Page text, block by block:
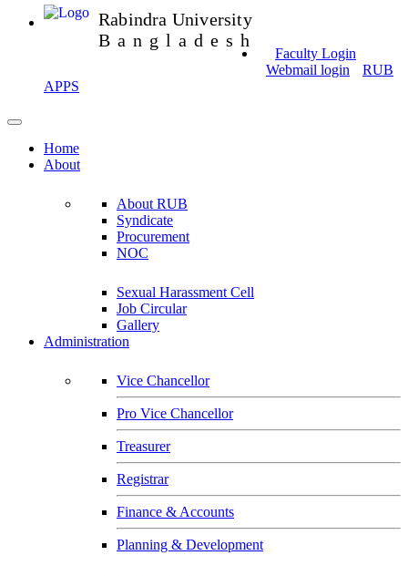
Rabindra University
Bangladesh
Faculty Login
Webmail login
RUB
APPS
Home
About
About RUB
Syndicate
Procurement
NOC
Sexual Harassment Cell
Job Circular
Gallery
Administration
Vice Chancellor
Pro Vice Chancellor
Treasurer
Registrar
Finance & Accounts
Planning & Development